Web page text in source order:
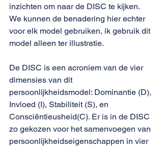
inzichten om naar de DISC te kijken.
We kunnen de benadering hier echter
voor elk model gebruiken, ik gebruik dit
model alleen ter illustratie.
De DISC is een acroniem van de vier
dimensies van dit
persoonlijkheidsmodel: Dominantie (D),
Invloed (I), Stabiliteit (S), en
Consciëntieusheid(C). Er is in de DISC
zo gekozen voor het samenvoegen van
persoonlijkheidseigenschappen in vier